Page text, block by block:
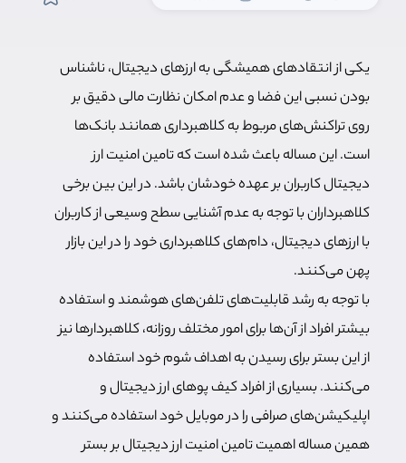
یکی از انتقادهای همیشگی به ارزهای دیجیتال، ناشناس
بودن نسبی این فضا و عدم امکان نظارت مالی دقیق بر
روی تراکنش‌های مربوط به کلاهبرداری همانند بانک‌ها
است. این مساله باعث شده است که تامین امنیت ارز
دیجیتال کاربران بر عهده خودشان باشد. در این بین برخی
کلاهبرداران با توجه به عدم آشنایی سطح وسیعی از کاربران
با ارزهای دیجیتال، دام‌های کلاهبرداری خود را در این بازار
پهن می‌کنند.
با توجه به رشد قابلیت‌های تلفن‌های هوشمند و استفاده
بیشتر افراد از آن‌ها برای امور مختلف روزانه، کلاهبردارها نیز
از این بستر برای رسیدن به اهداف شوم خود استفاده
می‌کنند. بسیاری از افراد کیف پو‌های ارز دیجیتال و
اپلیکیشن‌های صرافی را در موبایل خود استفاده می‌کنند و
همین مساله اهمیت تامین امنیت ارز دیجیتال بر بستر